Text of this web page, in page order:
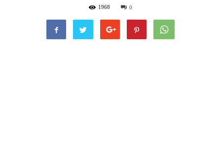
1968 0